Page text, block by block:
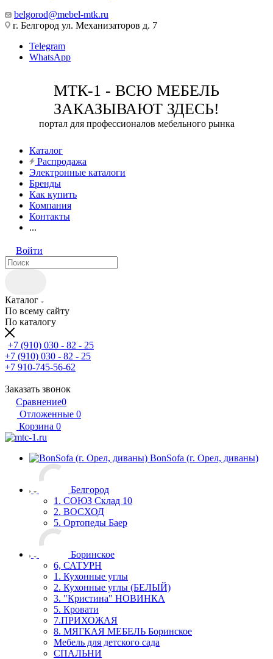
belgorod@mebel-mtk.ru
г. Белгород ул. Механизаторов д. 7
Telegram
WhatsApp
МТК-1 - ВСЮ МЕБЕЛЬ
ЗАКАЗЫВАЮТ ЗДЕСЬ!
портал для профессионалов мебельного рынка
Каталог
Распродажа
Электронные каталоги
Бренды
Как купить
Компания
Контакты
...
Войти
Каталог
По всему сайту
По каталогу
+7 (910) 030 - 82 - 25
+7 (910) 030 - 82 - 25
+7 910-745-56-62
Заказать звонок
Сравнение0
Отложенные 0
Корзина 0
BonSofa (г. Орел, диваны)
Белгород
1. СОЮЗ Склад 10
2. ВОСХОД
5. Ортопеды Баер
Боринское
6, САТУРН
1. Кухонные углы
2. Кухонные углы (БЕЛЫЙ)
3. "Кристина" НОВИНКА
5. Кровати
7.ПРИХОЖАЯ
8. МЯГКАЯ МЕБЕЛЬ Боринское
Мебель для детского сада
СПАЛЬНИ